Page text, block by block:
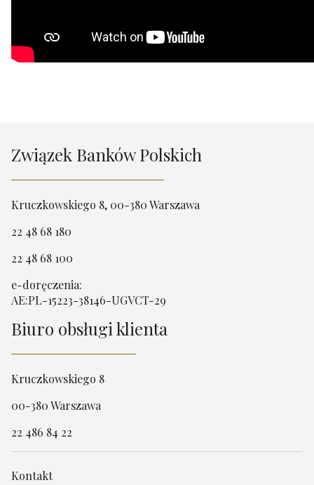
Związek Banków Polskich
Kruczkowskiego 8, 00-380 Warszawa
22 48 68 180
22 48 68 100
e-doręczenia:
AE:PL-15223-38146-UGVCT-29
Biuro obsługi klienta
Kruczkowskiego 8
00-380 Warszawa
22 486 84 22
Kontakt